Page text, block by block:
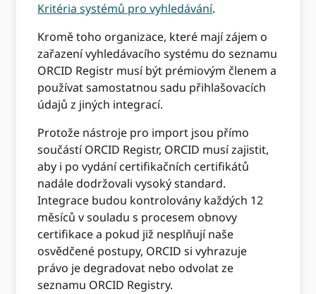
Kritéria systémů pro vyhledávání.
Kromě toho organizace, které mají zájem o
zařazení vyhledávacího systému do seznamu
ORCID Registr musí být prémiovým členem a
používat samostatnou sadu přihlašovacích
údajů z jiných integrací.
Protože nástroje pro import jsou přímo
součástí ORCID Registr, ORCID musí zajistit,
aby i po vydání certifikačních certifikátů
nadále dodržovali vysoký standard.
Integrace budou kontrolovány každých 12
měsíců v souladu s procesem obnovy
certifikace a pokud již nesplňují naše
osvědčené postupy, ORCID si vyhrazuje
právo je degradovat nebo odvolat ze
seznamu ORCID Registry.